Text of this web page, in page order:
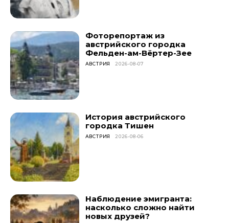
Фоторепортаж из
австрийского городка
Фельден-ам-Вёртер-Зее
АВСТРИЯ 2026-08-07
История австрийского
городка Тишен
АВСТРИЯ 2026-08-06
Наблюдение эмигранта:
насколько сложно найти
новых друзей?